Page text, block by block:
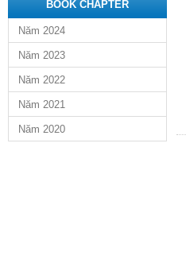
BOOK CHAPTER
Năm 2024
Năm 2023
Năm 2022
Năm 2021
Năm 2020